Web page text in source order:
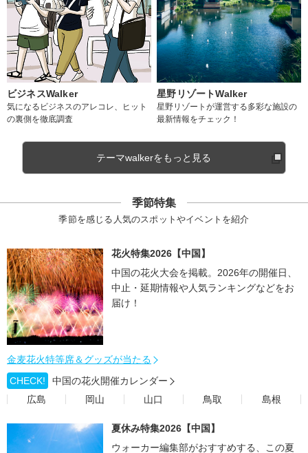
ビジネスWalker
気になるビジネスのアレコレ、ヒット
の裏側を徹底調査
星野リゾートWalker
星野リゾートが運営する多彩な施設の
最新情報をチェック！
テーマwalkerをもっと見る
季節特集
季節を感じる人気のスポットやイベントを紹介
花火特集2026【中国】
中国の花火大会を掲載。2026年の開催日、
中止・延期情報や人気ランキングなどをお
届け！
金麦花火特等席＆グッズが当たる
CHECK!
中国の花火開催カレンダー
広島
岡山 山口 鳥取 島根
夏休み特集2026【中国】
ウォーカー編集部がおすすめする、この夏